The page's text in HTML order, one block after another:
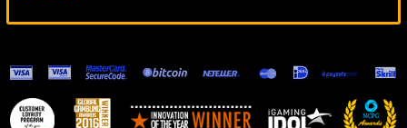
Vinyl Countdown
12716 ₽
superman***